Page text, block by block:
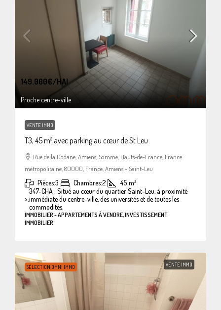
149.000€/HAI
Proche centre-ville
VENTE IMMO
T3, 45 m² avec parking au cœur de St Leu
Rue de la Dodane, Amiens, Somme, Hauts-de-France, France
métropolitaine, 80000, France, Amiens - Saint-Leu
Pièces:3 Chambres:2 45 m²
>:
347-CHA : Situé au cœur du quartier Saint-Leu, à proximité
immédiate du centre-ville, des universités et de toutes les
commodités.
IMMOBILIER - APPARTEMENTS À VENDRE, INVESTISSEMENT
IMMOBILIER
SÉLECTION OMMI IMMO VENTE IMMO